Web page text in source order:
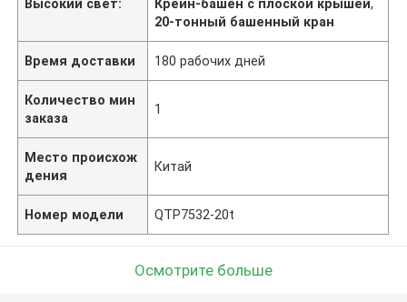
Высокий свет:
Крейн-башен с плоской крышей,
20-тонный башенный кран
Время доставки 180 рабочих дней
Количество мин
заказа
1
Место происхож
дения
Китай
Номер модели QTP7532-20t
Осмотрите больше